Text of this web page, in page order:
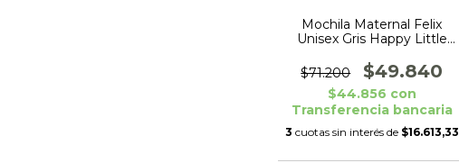
Mochila Maternal Felix
Unisex Gris Happy Little
$71.200
$49.840
$44.856 con
Transferencia bancaria
3 cuotas sin interés de $16.613,33